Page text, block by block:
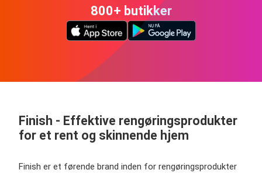
800+ butikker
Finish - Effektive rengøringsprodukter
for et rent og skinnende hjem
Finish er et førende brand inden for rengøringsprodukter